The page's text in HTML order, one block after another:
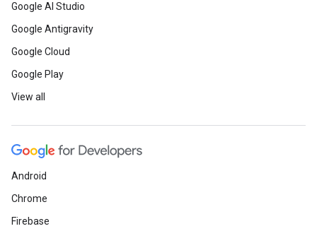
Google AI Studio
Google Antigravity
Google Cloud
Google Play
View all
Android
Chrome
Firebase